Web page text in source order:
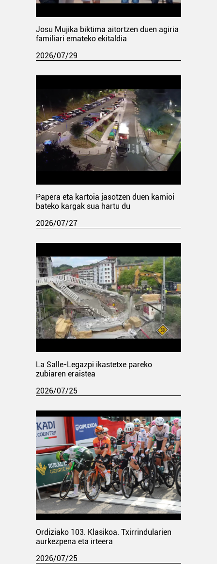
Josu Mujika biktima aitortzen duen agiria
familiari emateko ekitaldia
2026/07/29
Papera eta kartoia jasotzen duen kamioi
bateko kargak sua hartu du
2026/07/27
La Salle-Legazpi ikastetxe pareko
zubiaren eraistea
2026/07/25
Ordiziako 103. Klasikoa. Txirrindularien
aurkezpena eta irteera
2026/07/25